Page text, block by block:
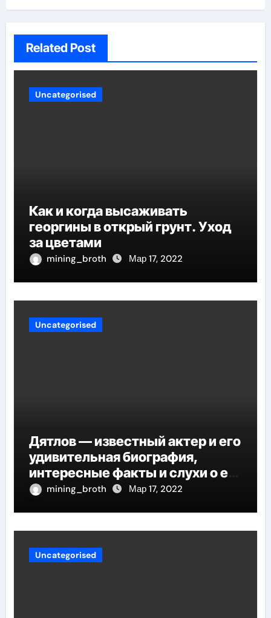
Related Post
Uncategorised
Как и когда высаживать
георгины в открый грунт. Уход
за цветами
mining_broth Мар 17, 2022
Uncategorised
Дятлов — известный актер и его
удивительная биография,
интересные факты и слухи о его
личной жизни
mining_broth Мар 17, 2022
Uncategorised